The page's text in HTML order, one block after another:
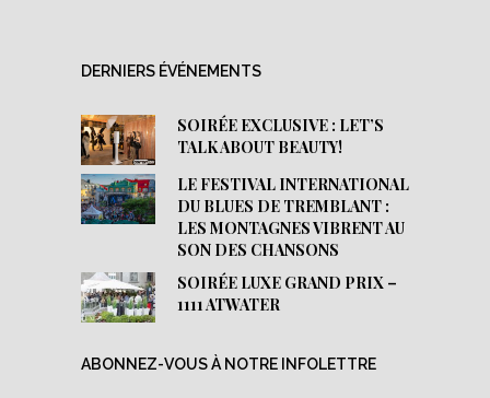
DERNIERS ÉVÉNEMENTS
SOIRÉE EXCLUSIVE : LET’S
TALK ABOUT BEAUTY!
LE FESTIVAL INTERNATIONAL
DU BLUES DE TREMBLANT :
LES MONTAGNES VIBRENT AU
SON DES CHANSONS
SOIRÉE LUXE GRAND PRIX –
1111 ATWATER
ABONNEZ-VOUS À NOTRE INFOLETTRE